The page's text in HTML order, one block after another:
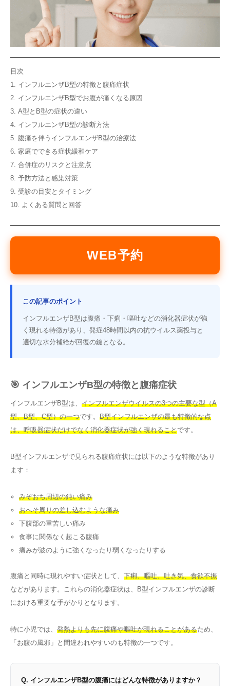
目次
1. インフルエンザB型の特徴と腹痛症状
2. インフルエンザB型でお腹が痛くなる原因
3. A型とB型の症状の違い
4. インフルエンザB型の診断方法
5. 腹痛を伴うインフルエンザB型の治療法
6. 家庭でできる症状緩和ケア
7. 合併症のリスクと注意点
8. 予防方法と感染対策
9. 受診の目安とタイミング
10. よくある質問と回答
WEB予約
この記事のポイント
インフルエンザB型は腹痛・下痢・嘔吐などの消化器症状が強
く現れる特徴があり、発症48時間以内の抗ウイルス薬投与と
適切な水分補給が回復の鍵となる。
🎯 インフルエンザB型の特徴と腹痛症状
インフルエンザB型は、 インフルエンザウイルスの3つの主要な型（A
型、B型、C型）の一つです。 B型インフルエンザの最も特徴的な点
は、呼吸器症状だけでなく消化器症状が強く現れることです。
B型インフルエンザで見られる腹痛症状には以下のような特徴があり
ます：
みぞおち周辺の鈍い痛み
おへそ周りの差し込むような痛み
下腹部の重苦しい痛み
食事に関係なく起こる腹痛
痛みが波のように強くなったり弱くなったりする
腹痛と同時に現れやすい症状として、 下痢、嘔吐、吐き気、食欲不振
などがあります。これらの消化器症状は、B型インフルエンザの診断
における重要な手がかりとなります。
特に小児では、 発熱よりも先に腹痛や嘔吐が現れることがあるため、
「お腹の風邪」と間違われやすいのも特徴の一つです。
Q. インフルエンザB型の腹痛にはどんな特徴がありますか？